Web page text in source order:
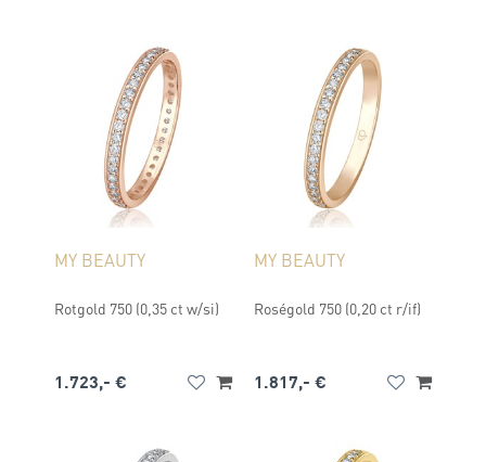
MY BEAUTY
Rotgold 750 (0,35 ct w/si)
1.723,- €
MY BEAUTY
Roségold 750 (0,20 ct r/if)
1.817,- €